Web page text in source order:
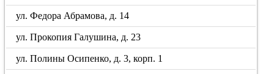
ул. Федора Абрамова, д. 14
ул. Прокопия Галушина, д. 23
ул. Полины Осипенко, д. 3, корп. 1